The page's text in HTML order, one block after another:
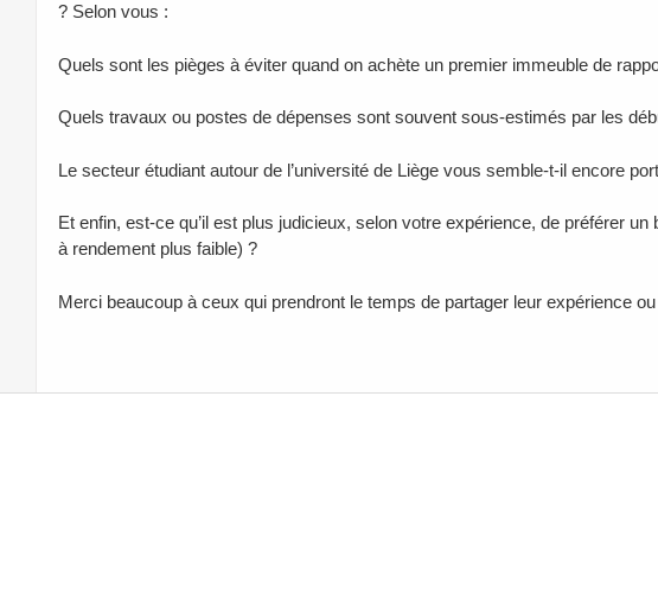
? Selon vous :
Quels sont les pièges à éviter quand on achète un premier immeuble de
Quels travaux ou postes de dépenses sont souvent sous-estimés par les
Le secteur étudiant autour de l’université de Liège vous semble-t-il encore
Et enfin, est-ce qu’il est plus judicieux, selon votre expérience, de préférer
à rendement plus faible) ?
Merci beaucoup à ceux qui prendront le temps de partager leur expérience